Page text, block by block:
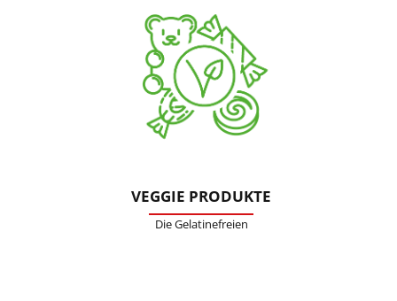
VEGGIE PRODUKTE
Die Gelatinefreien